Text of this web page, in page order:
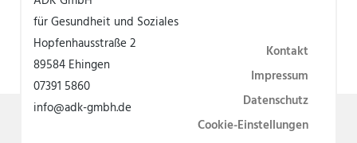
für Gesundheit und Soziales
Hopfenhausstraße 2
89584 Ehingen
07391 5860
info@adk-gmbh.de
Kontakt
Impressum
Datenschutz
Cookie-Einstellungen